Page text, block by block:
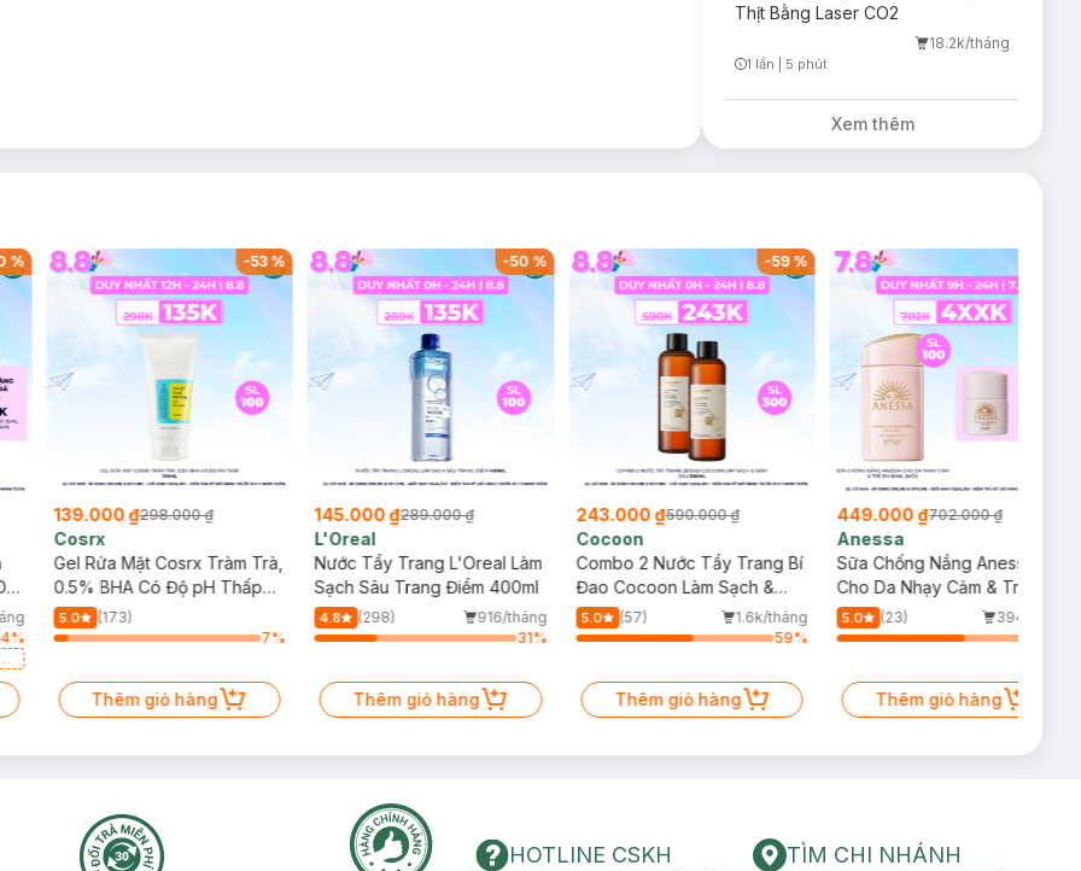
Thịt Bằng Laser CO2
18.2k/tháng
1 lần 5 phút
Xem thêm
%
4%
-53%
139.000 ₫298.000 ₫
Cosrx
Gel Rửa Mặt Cosrx Tràm Trà,
0.5% BHA Có Độ pH Thấp
150ml
5.0
(173)
7%
Thêm giỏ hàng
-50 %
145.000 ₫289.000 ₫
L'Oreal
Nước Tẩy Trang L'Oreal Làm
Sạch Sâu Trang Điểm 400ml
4.8 (298)
916/tháng
31%
Thêm giỏ hàng
-59%
243.000 ₫590.000 ₫
Cocoon
Combo 2 Nước Tẩy Trang Bí
Đao Cocoon Làm Sạch &
Giảm Dầu 500ml
5.0 (57)
1.6k/tháng
59%
Thêm giỏ hàng
449.000 ₫702.000 ₫
Anessa
Sữa Chống Nắng Anessa
Cho Da Nhạy Cảm & Trẻ Em
60ml (Mới)
5.0 (23)
394/tháng
Thêm giỏ hàng
HOTLINE CSKH TÌM CHI NHÁNH